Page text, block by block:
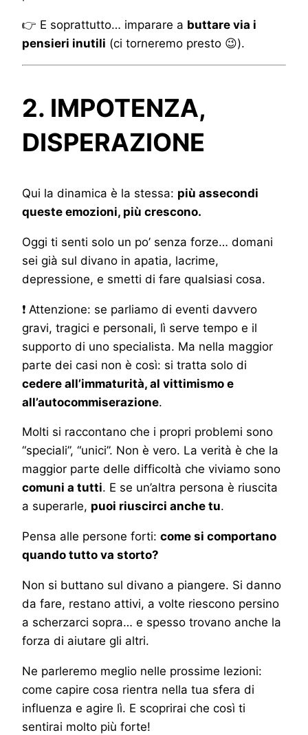
👉 E soprattutto… imparare a buttare via i
pensieri inutili (ci torneremo presto 😉).
2. IMPOTENZA,
DISPERAZIONE
Qui la dinamica è la stessa: più assecondi
queste emozioni, più crescono.
Oggi ti senti solo un po’ senza forze… domani
sei già sul divano in apatia, lacrime,
depressione, e smetti di fare qualsiasi cosa.
❗ Attenzione: se parliamo di eventi davvero
gravi, tragici e personali, lì serve tempo e il
supporto di uno specialista. Ma nella maggior
parte dei casi non è così: si tratta solo di
cedere all’immaturità, al vittimismo e
all’autocommiserazione.
Molti si raccontano che i propri problemi sono
“speciali”, “unici”. Non è vero. La verità è che la
maggior parte delle difficoltà che viviamo sono
comuni a tutti. E se un’altra persona è riuscita
a superarle, puoi riuscirci anche tu.
Pensa alle persone forti: come si comportano
quando tutto va storto?
Non si buttano sul divano a piangere. Si danno
da fare, restano attivi, a volte riescono persino
a scherzarci sopra… e spesso trovano anche la
forza di aiutare gli altri.
Ne parleremo meglio nelle prossime lezioni:
come capire cosa rientra nella tua sfera di
influenza e agire lì. E scoprirai che così ti
sentirai molto più forte!